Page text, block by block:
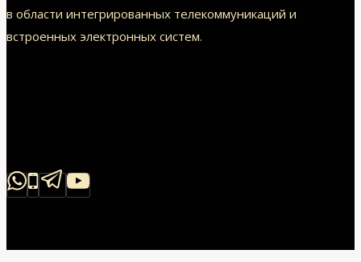
в области интегрированных телекоммуникаций и
встроенных электронных систем.